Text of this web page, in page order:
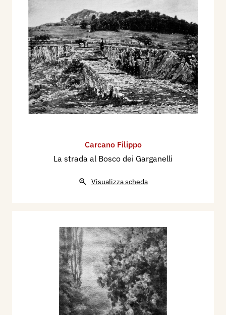
Carcano Filippo
La strada al Bosco dei Garganelli
Visualizza scheda